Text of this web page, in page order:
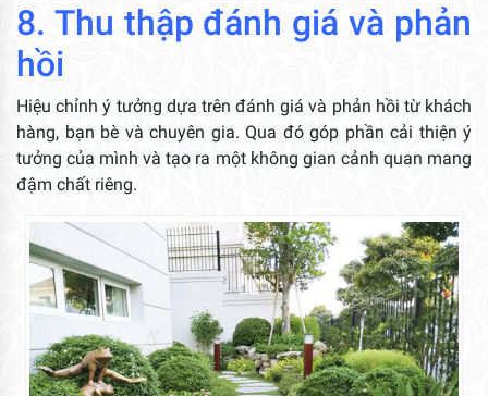
8. Thu thập đánh giá và phản
hồi
Hiệu chỉnh ý tưởng dựa trên đánh giá và phản hồi từ khách
hàng, bạn bè và chuyên gia. Qua đó góp phần cải thiện ý
tưởng của mình và tạo ra một không gian cảnh quan mang
đậm chất riêng.